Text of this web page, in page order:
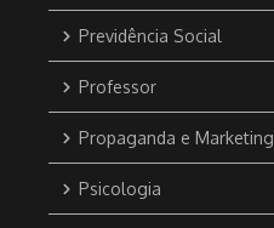
Previdência Social
Professor
Propaganda e Marketing
Psicologia